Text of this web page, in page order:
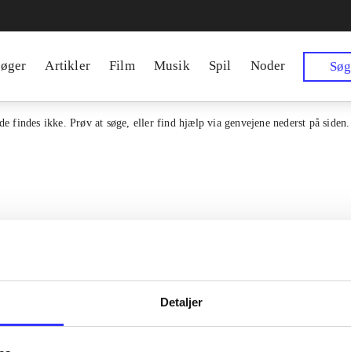
Detaljer
Artikler Film Musik Spil Noder Søg
findes ikke. Prøv at søge, eller find hjælp via genvejene nederst på siden.
samlet indgang til alle danske
Kontakt os